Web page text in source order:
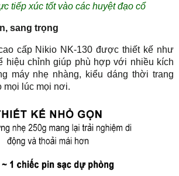
tiếp xúc tốt vào các huyệt đạo cổ
sang trọng
cấp Nikio NK-130 được thiết kế như
hiệu chỉnh giúp phù hợp với nhiều kích
máy nhẹ nhàng, kiểu dáng thời trang
mọi lúc mọi nơi.